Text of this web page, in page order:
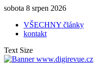
sobota 8 srpen 2026
VŠECHNY články
kontakt
Text Size